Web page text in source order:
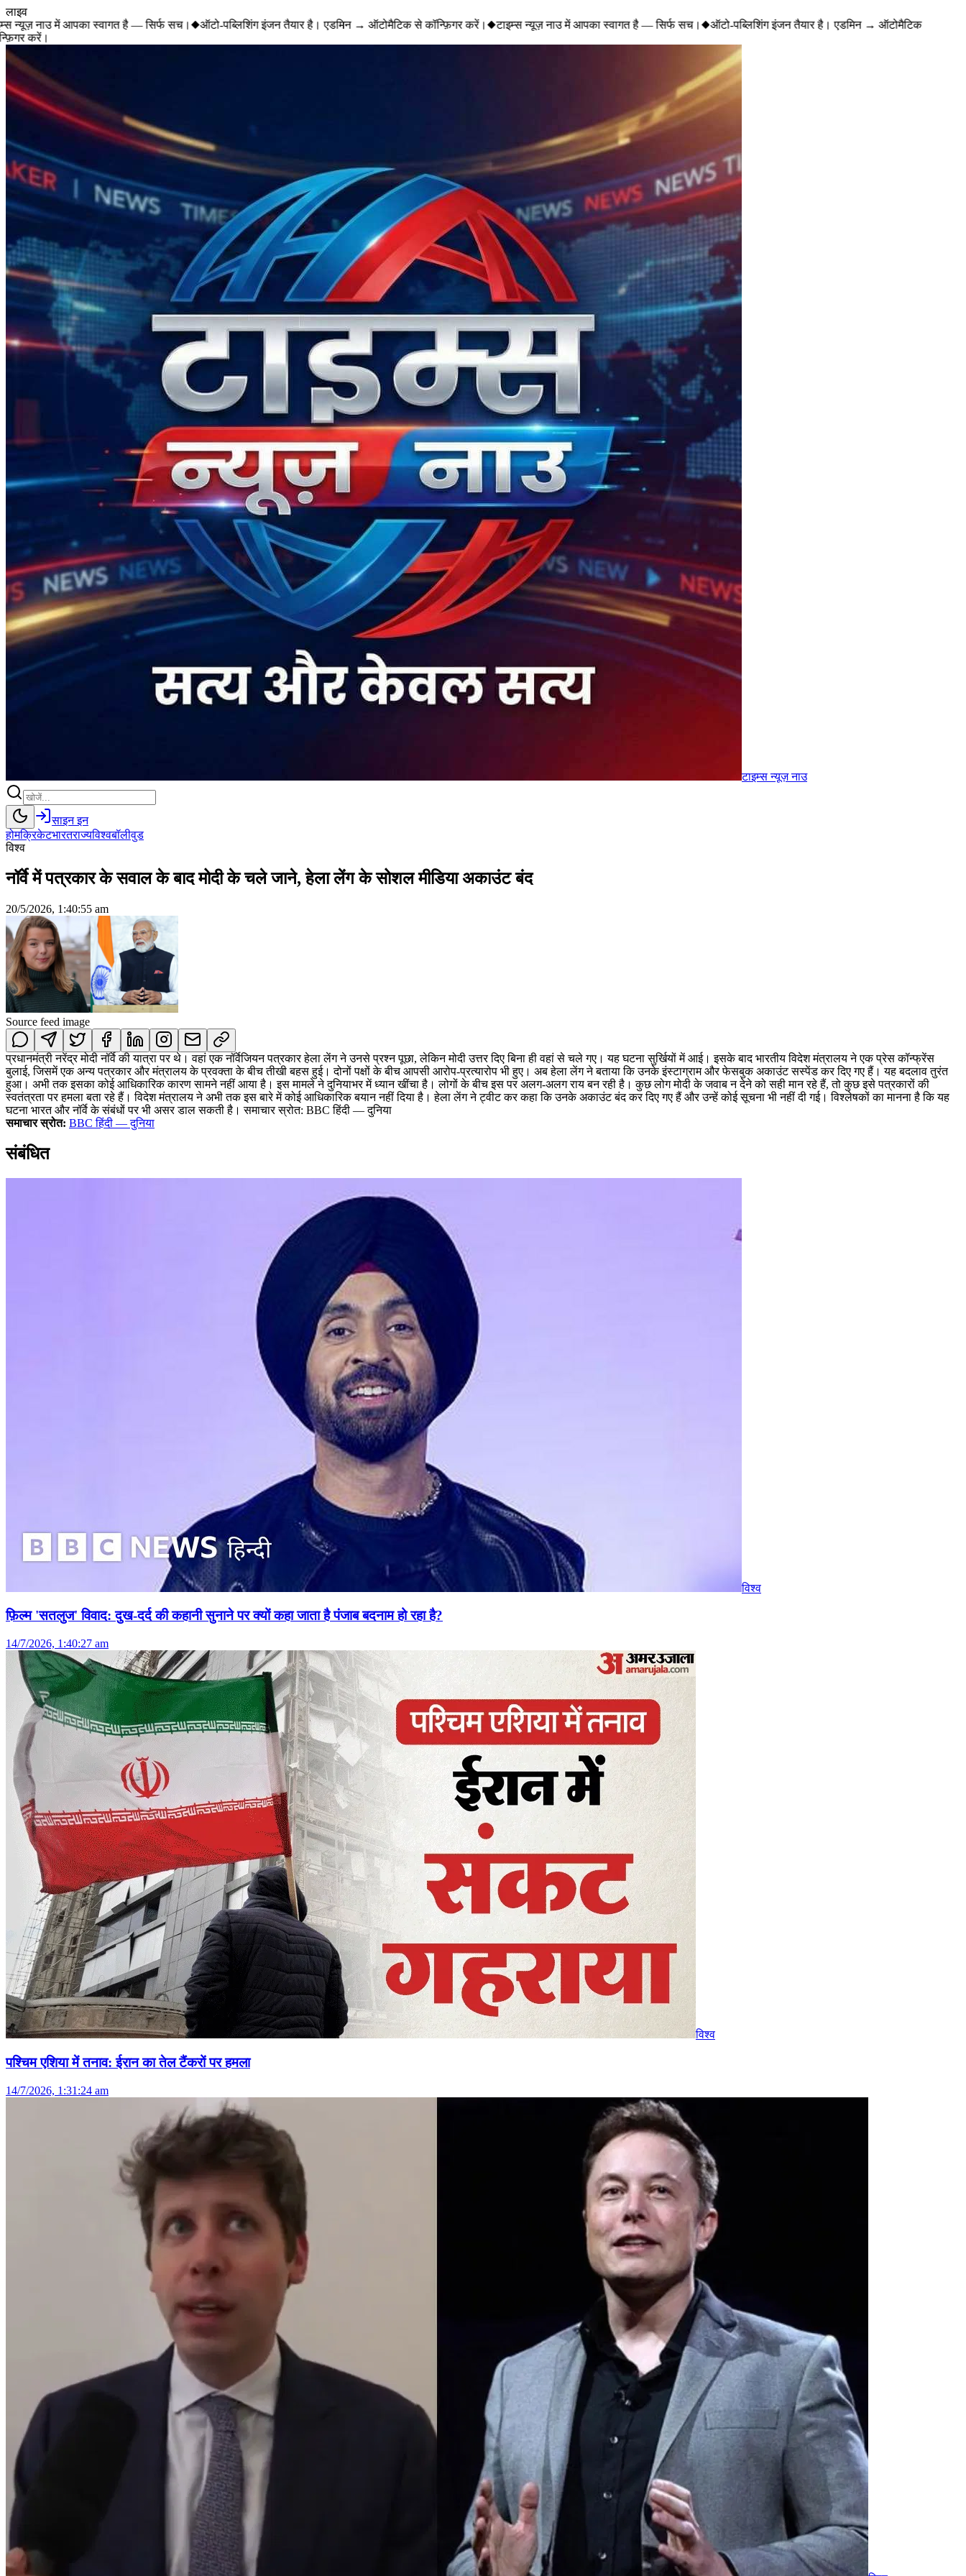
लाइव
न्यूज़ नाउ में आपका स्वागत है — सिर्फ सच।◆ ऑटो-पब्लिशिंग इंजन तैयार है। एडमिन → ऑटोमैटिक से कॉन्फ़िगर करें।◆ टाइम्स न्यूज़ नाउ में आपका स्वागत है — सिर्फ सच।◆ ऑटो-पब्लिशिंग इंजन तैयार है। एडमिन → ऑटोमैटिक
करें।
टाइम्सन्यूज़नाउ
साइन इन
होमक्रिकेटभारतराज्यविश्वबॉलीवुड
विश्व
नॉर्वे में पत्रकार के सवाल के बाद मोदी के चले जाने, हेला लेंग के सोशल मीडिया अकाउंट बंद
20/5/2026, 1:40:55 am
Source feed image
प्रधानमंत्री नरेंद्र मोदी नॉर्वे की यात्रा पर थे। वहां एक नॉर्वेजियन पत्रकार हेला लेंग ने उनसे प्रश्न पूछा, लेकिन मोदी उत्तर दिए बिना ही वहां से चले गए। यह घटना सुर्खियों में आई। इसके बाद भारतीय विदेश मंत्रालय ने एक प्रेस कॉन्फ्रेंस
बुलाई, जिसमें एक अन्य पत्रकार और मंत्रालय के प्रवक्ता के बीच तीखी बहस हुई। दोनों पक्षों के बीच आपसी आरोप-प्रत्यारोप भी हुए। अब हेला लेंग ने बताया कि उनके इंस्टाग्राम और फेसबुक अकाउंट सस्पेंड कर दिए गए हैं। यह बदलाव तुरंत
हुआ। अभी तक इसका कोई आधिकारिक कारण सामने नहीं आया है। इस मामले ने दुनियाभर में ध्यान खींचा है। लोगों के बीच इस पर अलग-अलग राय बन रही है। कुछ लोग मोदी के जवाब न देने को सही मान रहे हैं, तो कुछ इसे पत्रकारों की
स्वतंत्रता पर हमला बता रहे हैं। विदेश मंत्रालय ने अभी तक इस बारे में कोई आधिकारिक बयान नहीं दिया है। हेला लेंग ने ट्वीट कर कहा कि उनके अकाउंट बंद कर दिए गए हैं और उन्हें कोई सूचना भी नहीं दी गई। विश्लेषकों का मानना है कि यह
घटना भारत और नॉर्वे के संबंधों पर भी असर डाल सकती है। समाचार स्रोत: BBC हिंदी — दुनिया
समाचार स्रोत: BBC हिंदी — दुनिया
संबंधित
विश्व
फ़िल्म 'सतलुज' विवाद: दुख-दर्द की कहानी सुनाने पर क्यों कहा जाता है पंजाब बदनाम हो रहा है?
14/7/2026, 1:40:27 am
विश्व
पश्चिम एशिया में तनाव: ईरान का तेल टैंकरों पर हमला
14/7/2026, 1:31:24 am